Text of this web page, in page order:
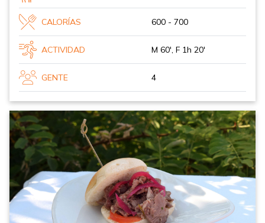
CALORÍAS 600 - 700
ACTIVIDAD M 60', F 1h 20'
GENTE 4